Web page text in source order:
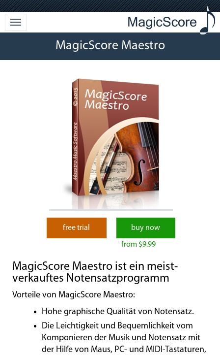
MagicScore Maestro
free trial buy now
from $9.99
MagicScore Maestro ist ein meist-
verkauftes Notensatzprogramm
Vorteile von MagicScore Maestro:
Hohe graphische Qualität von Notensatz.
Die Leichtigkeit und Bequemlichkeit vom
Komponieren der Musik und Notensatz mit
der Hilfe von Maus, PC- und MIDI-Tastaturen,